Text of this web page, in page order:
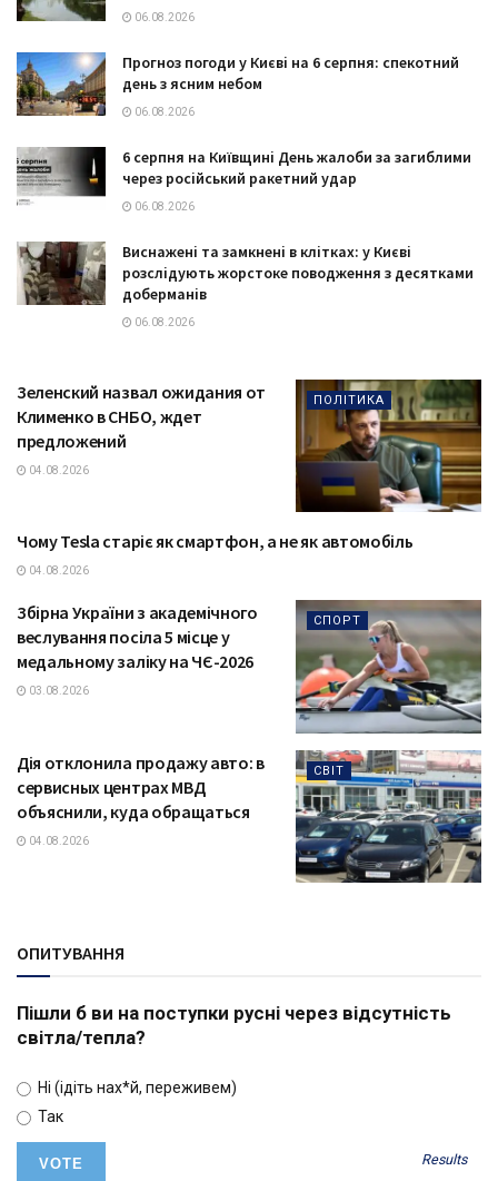
06.08.2026
Прогноз погоди у Києві на 6 серпня: спекотний
день з ясним небом
06.08.2026
6 серпня на Київщині День жалоби за загиблими
через російський ракетний удар
06.08.2026
Виснажені та замкнені в клітках: у Києві
розслідують жорстоке поводження з десятками
доберманів
06.08.2026
ПОЛІТИКА
Зеленский назвал ожидания от
Клименко в СНБО, ждет
предложений
04.08.2026
ТЕХНОЛОГІЇ
Чому Tesla старіє як смартфон, а не як автомобіль
04.08.2026
СПОРТ
Збірна України з академічного
веслування посіла 5 місце у
медальному заліку на ЧЄ-2026
03.08.2026
СВІТ
Дія отклонила продажу авто: в
сервисных центрах МВД
объяснили, куда обращаться
04.08.2026
ОПИТУВАННЯ
Пішли б ви на поступки русні через відсутність
світла/тепла?
Ні (ідіть нах*й, переживем)
Так
Results